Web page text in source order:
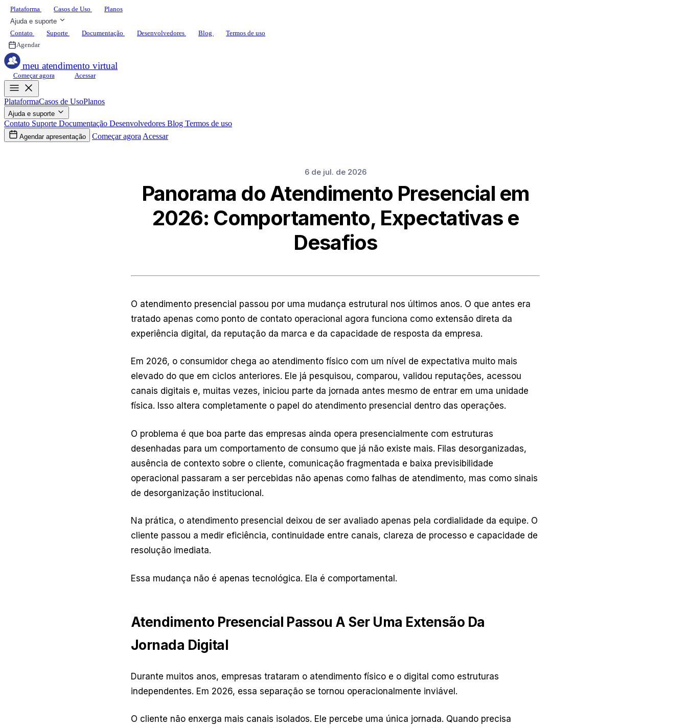
Plataforma Casos de Uso
Planos
Ajuda e suporte
Contato
Suporte Documentação Desenvolvedores Blog
Termos de uso
Agendar
meu atendimento virtual
Começar agora Acessar
PlataformaCasos de UsoPlanos
Ajuda e suporte
Contato Suporte Documentação Desenvolvedores Blog Termos de uso
Agendar apresentação Começar agora Acessar
6 de jul. de 2026
Panorama do Atendimento Presencial em
2026: Comportamento, Expectativas e
Desafios
O atendimento presencial passou por uma mudança estrutural nos últimos anos. O que antes era
tratado apenas como ponto de contato operacional agora funciona como extensão direta da
experiência digital, da reputação da marca e da capacidade de resposta da empresa.
Em 2026, o consumidor chega ao atendimento físico com um nível de expectativa muito mais
elevado do que em ciclos anteriores. Ele já pesquisou, comparou, validou reputações, acessou
canais digitais e, muitas vezes, iniciou parte da jornada antes mesmo de entrar em uma unidade
física. Isso altera completamente o papel do atendimento presencial dentro das operações.
O problema é que boa parte das empresas ainda opera presencialmente com estruturas
desenhadas para um comportamento de consumo que já não existe mais. Filas desorganizadas,
ausência de contexto sobre o cliente, comunicação fragmentada e baixa previsibilidade
operacional passaram a ser percebidas não apenas como falhas de atendimento, mas como sinais
de desorganização institucional.
Na prática, o atendimento presencial deixou de ser avaliado apenas pela cordialidade da equipe. O
cliente passou a medir eficiência, continuidade entre canais, clareza de processo e capacidade de
resolução imediata.
Essa mudança não é apenas tecnológica. Ela é comportamental.
Atendimento Presencial Passou A Ser Uma Extensão Da
Jornada Digital
Durante muitos anos, empresas trataram o atendimento físico e o digital como estruturas
independentes. Em 2026, essa separação se tornou operacionalmente inviável.
O cliente não enxerga mais canais isolados. Ele percebe uma única jornada. Quando precisa